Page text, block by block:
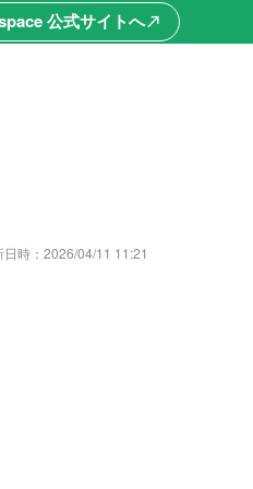
公式サイトへnorth_east
時： 2026/04/11 11:21